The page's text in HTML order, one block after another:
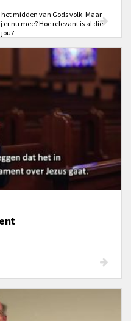
midden van Gods volk. Maar
nu mee? Hoe relevant is al die